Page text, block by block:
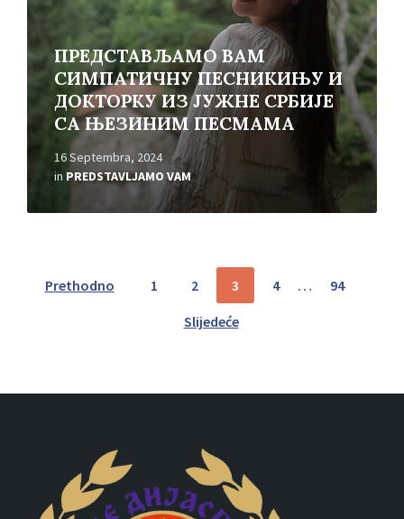
ПРЕДСТАВЉАМО ВАМ
СИМПАТИЧНУ ПЕСНИКИЊУ И
ДОКТОРКУ ИЗ ЈУЖНЕ СРБИЈЕ
СА ЊЕЗИНИМ ПЕСМАМА
16 Septembra, 2024
in PREDSTAVLJAMO VAM
Posts
Prethodno 1 2 3 4 …
94
Slijedeće